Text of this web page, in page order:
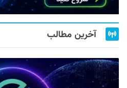
آخرین مطالب